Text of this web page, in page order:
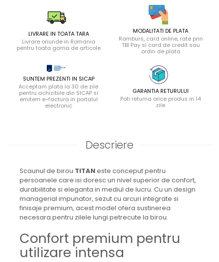
LIVRARE IN TOATA TARA
Livrare oriunde in Romania
pentru toata gama de articole
MODALITATI DE PLATA
Ramburs, card online, rate prin
TBI Pay si card de credit sau
ordin de plata
SUNTEM PREZENTI IN SICAP
Acceptam plata la 30 de zile
pentru achizitiile din SICAP si
emitem e-factura in portalul
electronic
GARANTIA RETURULUI
Poti returna orice produs in 14
zile
Descriere
Scaunul de birou TITANeste conceput pentru
persoanele care isi doresc un nivel superior de confort,
durabilitate si eleganta in mediul de lucru. Cu un design
managerial impunator, sezut cu arcuri integrate si
finisaje premium, acest model ofera sustinerea
necesara pentru zilele lungi petrecute la birou.
Confort premium pentru
utilizare intensa